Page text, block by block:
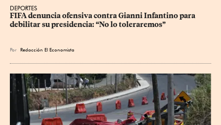
DEPORTES
FIFA denuncia ofensiva contra Gianni Infantino para
debilitar su presidencia: “No lo toleraremos”
Por Redacción El Economista